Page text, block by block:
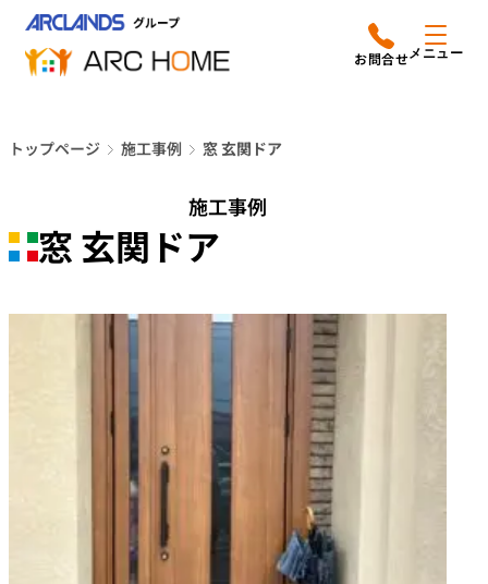
ッ
アークホームについて
施工事例
店舗案内
オーナー向け会員サービス
よくあるご質問
採用情報はこちら
メニュー
営業時間は
平日9時から18時までと
電話をかける
トップページ 施工事例 窓 玄関ドア
施工事例
窓 玄関ドア